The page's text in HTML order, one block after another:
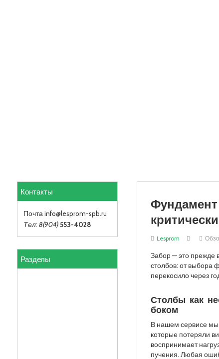
Lesprom
Забор — это прежде
столбов: от выбора
перекосило через
Столбы как
боком
В нашем сервисе мы
которые потеряли
воспринимает
пучения. Любая
Контакты
Почта info@lesprom-spb.ru
Тел: 8(904) 553-4028
Разделы